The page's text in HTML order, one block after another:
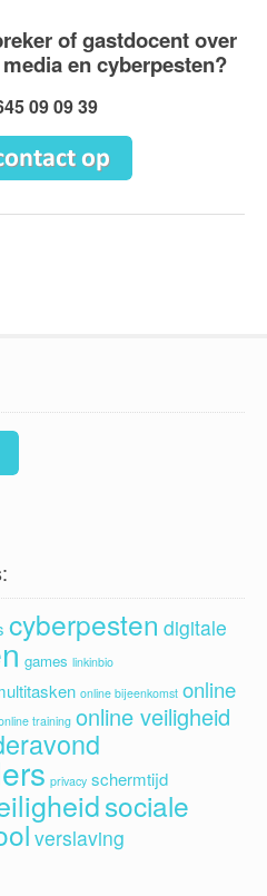
of gastdocent over
en cyberpesten?
09 09 39
cyberpesten digitale
games linkinbio
online bijeenkomst online
training online veiligheid
privacy schermtijd
sociale
verslaving